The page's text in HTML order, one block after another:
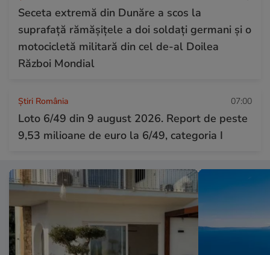
Seceta extremă din Dunăre a scos la
suprafață rămășițele a doi soldați germani și o
motocicletă militară din cel de-al Doilea
Război Mondial
Știri România 07:00
Loto 6/49 din 9 august 2026. Report de peste
9,53 milioane de euro la 6/49, categoria I